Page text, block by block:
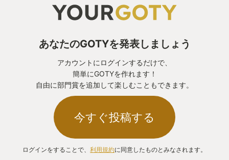
あなたのGOTYを発表しましょう
アカウントにログインするだけで、
簡単にGOTYを作れます！
自由に部門賞を追加して楽しむこともできます。
今すぐ投稿する
ログインをすることで、 利用規約に同意したものとみなされます。